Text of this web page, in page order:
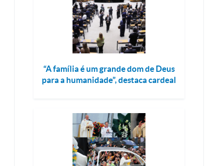
“A família é um grande dom de Deus
para a humanidade”, destaca cardeal